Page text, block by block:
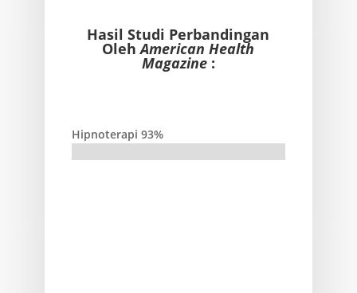
Hasil Studi Perbandingan
OlehAmerican Health
Magazine:
Hipnoterapi 93%